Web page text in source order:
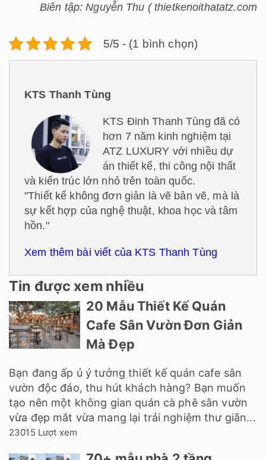
Biên tập: Nguyễn Thu ( thietkenoithatatz.com
5/5 - (1 bình chọn)
KTS Thanh Tùng
KTS Đinh Thanh Tùng đã có
hơn 7 năm kinh nghiệm tại
ATZ LUXURY với nhiều dự
án thiết kế, thi công nội thất
và kiến trúc lớn nhỏ trên toàn quốc.
"Thiết kế không đơn giản là vẽ bản vẽ, mà là
sự kết hợp của nghệ thuật, khoa học và tâm
hồn."
Xem thêm bài viết của KTS Thanh Tùng
Tin được xem nhiều
20 Mẫu Thiết Kế Quán
Cafe Sân Vườn Đơn Giản
Mà Đẹp
Bạn đang ấp ủ ý tưởng thiết kế quán cafe sân
vườn độc đáo, thu hút khách hàng? Bạn muốn
tạo nên một không gian quán cà phê sân vườn
vừa đẹp mắt vừa mang lại trải nghiệm thư giãn...
23015 Lượt xem